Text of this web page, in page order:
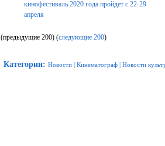
кинофестиваль 2020 года пройдет с 22-29
апреля
(предыдущие 200) (следующие 200)
Категории: Новости | Кинематограф | Новости